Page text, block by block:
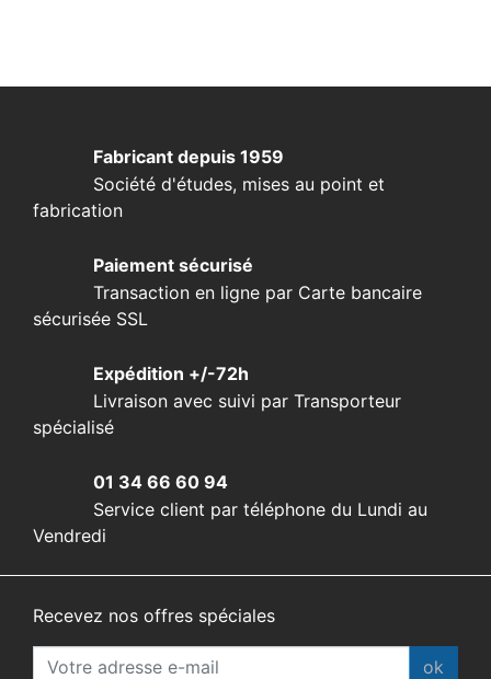
Fabricant depuis 1959
Société d'études, mises au point et
fabrication
Paiement sécurisé
Transaction en ligne par Carte bancaire
sécurisée SSL
Expédition +/-72h
Livraison avec suivi par Transporteur
spécialisé
01 34 66 60 94
Service client par téléphone du Lundi au
Vendredi
Recevez nos offres spéciales
ok